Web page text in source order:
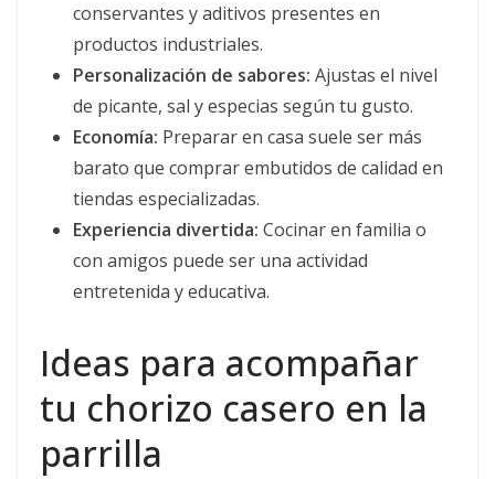
conservantes y aditivos presentes en
productos industriales.
Personalización de sabores: Ajustas el nivel
de picante, sal y especias según tu gusto.
Economía: Preparar en casa suele ser más
barato que comprar embutidos de calidad en
tiendas especializadas.
Experiencia divertida: Cocinar en familia o
con amigos puede ser una actividad
entretenida y educativa.
Ideas para acompañar
tu chorizo casero en la
parrilla